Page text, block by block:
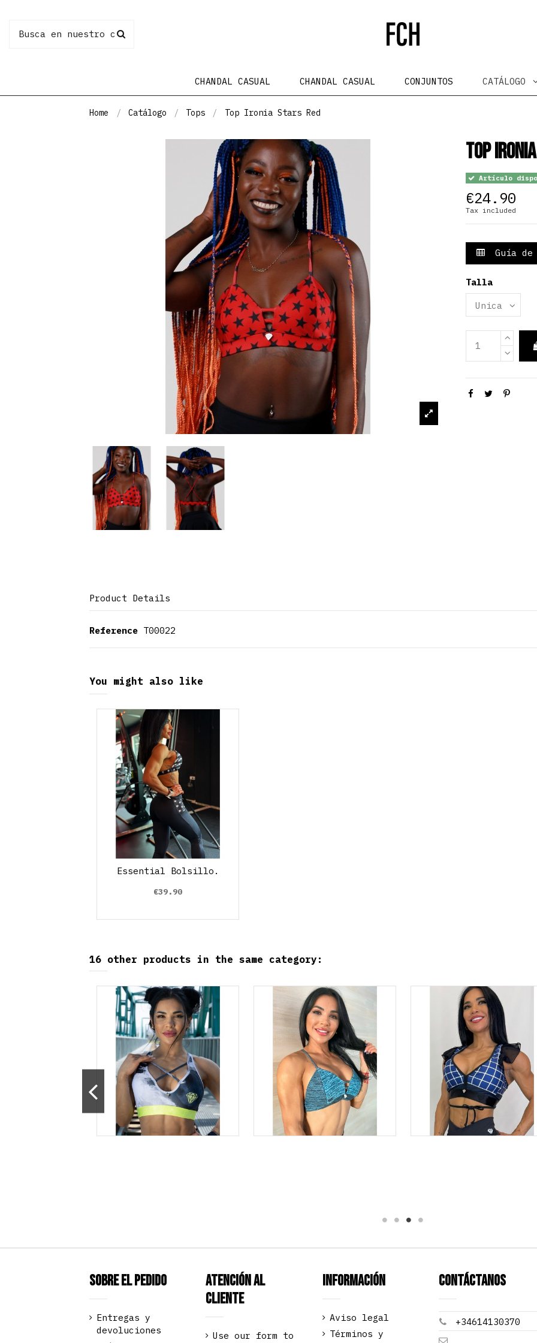
CHANDAL CASUAL CHANDAL CASUAL CONJUNTOS CATÁLOGO
Home Catálogo Tops Top Ironia Stars Red
Top
Artículo
€24.90
Tax included
Guía
Talla
Product Details
Reference T00022
You might also like
Essential Bolsillo.
€39.90
16 other products in the same category:
Sobre el pedido
Entregas y
devoluciones
Atención al
Cliente
Use our form to
Información
Aviso legal
Términos y
Contáctanos
+34614130370